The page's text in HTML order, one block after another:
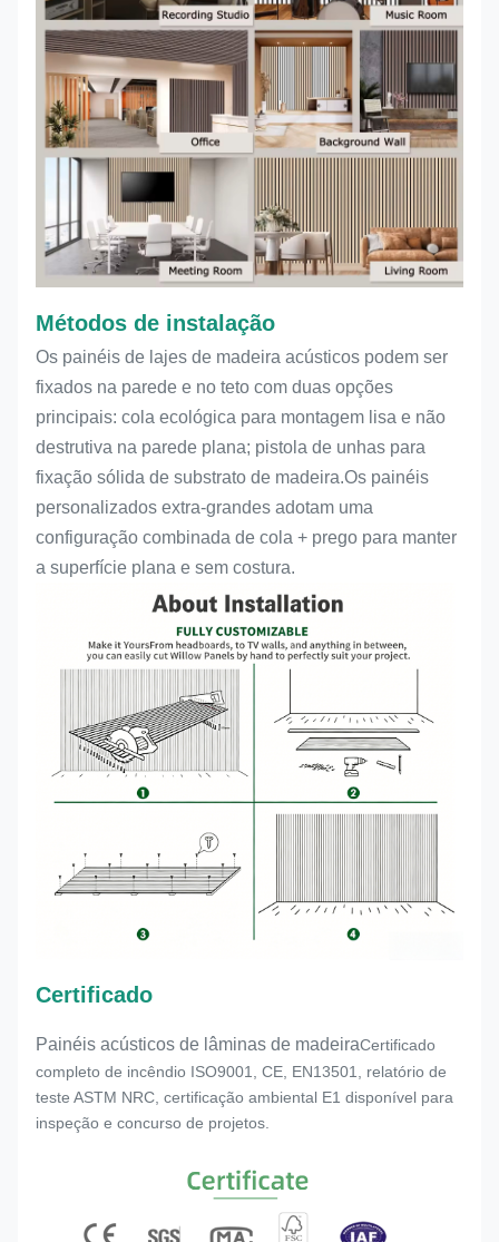
Métodos de instalação
Os painéis de lajes de madeira acústicos podem ser
fixados na parede e no teto com duas opções
principais: cola ecológica para montagem lisa e não
destrutiva na parede plana; pistola de unhas para
fixação sólida de substrato de madeira.Os painéis
personalizados extra-grandes adotam uma
configuração combinada de cola + prego para manter
a superfície plana e sem costura.
Certificado
Painéis acústicos de lâminas de madeiraCertificado
completo de incêndio ISO9001, CE, EN13501, relatório de
teste ASTM NRC, certificação ambiental E1 disponível para
inspeção e concurso de projetos.